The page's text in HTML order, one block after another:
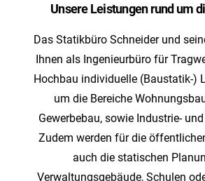
Unsere Leistungen rund um
Das Statikbüro Schneider und
Ihnen als Ingenieurbüro für
Hochbau individuelle (Baustatik-)
um die Bereiche
Gewerbebau, sowie Industrie-
Zudem werden für die
auch die statischen
Verwaltungsgebäude, Schulen